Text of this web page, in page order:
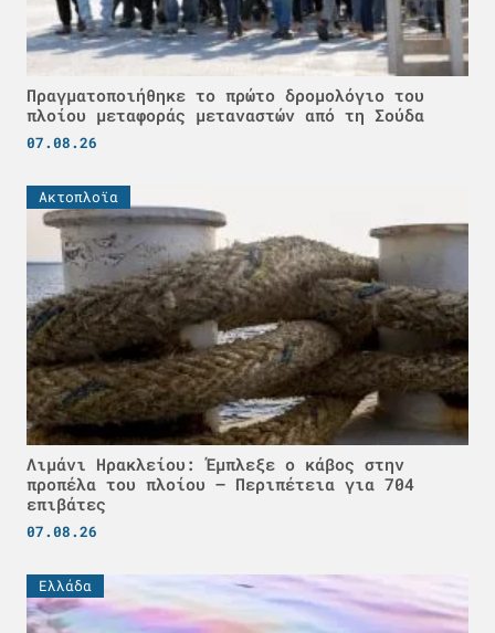
Πραγματοποιήθηκε το πρώτο δρομολόγιο του
πλοίου μεταφοράς μεταναστών από τη Σούδα
07.08.26
Ακτοπλοϊα
Λιμάνι Ηρακλείου: Έμπλεξε ο κάβος στην
προπέλα του πλοίου – Περιπέτεια για 704
επιβάτες
07.08.26
Ελλάδα